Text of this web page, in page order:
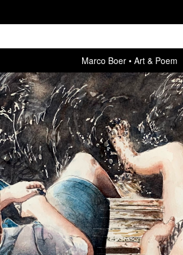
Marco Boer Art & Poem